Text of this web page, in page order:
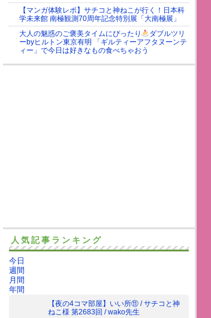
【マンガ体験レポ】サチコと神ねこが行く！日本科
学未来館 南極観測70周年記念特別展「大南極展」
大人の魅惑のご褒美タイムにぴったり
ダブルツリ
ーbyヒルトン東京有明 「ギルティーアフタヌーンテ
ィー」で今日は好きなもの食べちゃおう
人気記事ランキング
今日
週間
月間
年間
【夜の4コマ部屋】いい所⑪ / サチコと神
ねこ様 第2683回 / wako先生